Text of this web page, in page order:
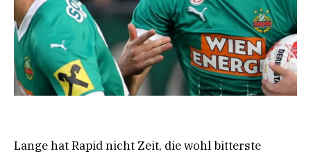
Lange hat Rapid nicht Zeit, die wohl bitterste